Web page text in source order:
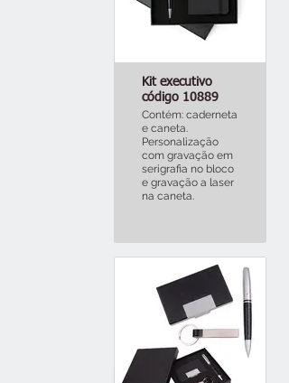
Kit executivo
código 10889
Contém: caderneta
e caneta.
Personalização
com gravação em
serigrafia no bloco
e gravação a laser
na caneta.